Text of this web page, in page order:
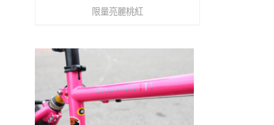
限量亮麗桃紅